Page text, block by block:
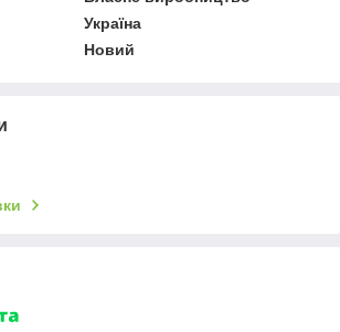
Україна
Новий